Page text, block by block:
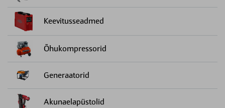
Keevitusseadmed
Õhukompressorid
Generaatorid
Akunaelapüstolid